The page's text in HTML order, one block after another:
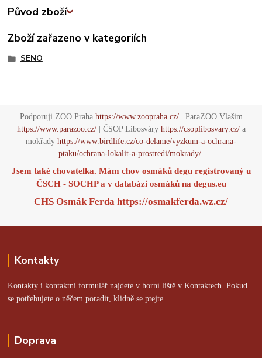
Původ zboží
Zboží zařazeno v kategoriích
SENO
Podporuji ZOO Praha https://www.zoopraha.cz/| ParaZOO Vlašim
https://www.parazoo.cz/| ČSOP Libosváry https://csoplibosvary.cz/a
mokřady https://www.birdlife.cz/co-delame/vyzkum-a-ochrana-
ptaku/ochrana-lokalit-a-prostredi/mokrady/
Jsem také chovatelka. Mám chov osmáků degu registrovaný u
ČSCH - SOCHP a v databázi osmáků na degus.eu
CHS Osmák Ferda https://osmakferda.wz.cz/
Kontakty
Kontakty i kontaktní formulář najdete v horní liště v Kontaktech. Pokud
se potřebujete o něčem poradit, klidně se ptejte.
Doprava